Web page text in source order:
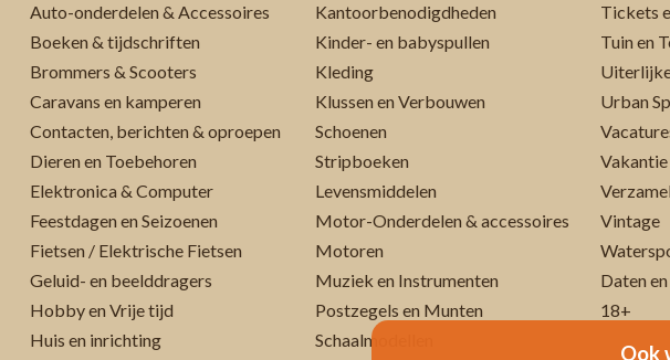
Auto-onderdelen & Accessoires
Boeken & tijdschriften
Brommers & Scooters
Caravans en kamperen
Contacten, berichten & oproepen
Dieren en Toebehoren
Elektronica & Computer
Feestdagen en Seizoenen
Fietsen / Elektrische Fietsen
Geluid- en beelddragers
Hobby en Vrije tijd
Huis en inrichting
Kantoorbenodigdheden
Kinder- en babyspullen
Kleding
Klussen en Verbouwen
Schoenen
Stripboeken
Levensmiddelen
Motor-Onderdelen & accessoires
Motoren
Muziek en Instrumenten
Postzegels en Munten
Schaalmodellen
Tickets
Tuin en
Urban
Vakantie
Vintage
Daten
18+
Ook